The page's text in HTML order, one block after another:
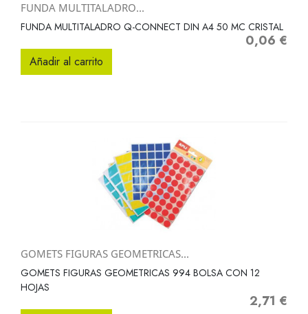
FUNDA MULTITALADRO...
FUNDA MULTITALADRO Q-CONNECT DIN A4 50 MC CRISTAL
Precio
0,06 €
Añadir al carrito
GOMETS FIGURAS GEOMETRICAS...
GOMETS FIGURAS GEOMETRICAS 994 BOLSA CON 12
HOJAS
Precio
2,71 €